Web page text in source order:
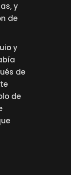
y
de
y
de
de